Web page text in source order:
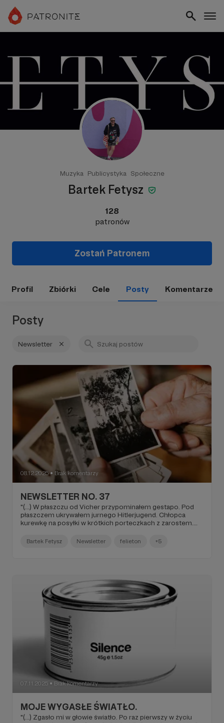
Muzyka Publicystyka Społeczne
Bartek Fetysz
128
patronów
Zostań Patronem
Profil Zbiórki Cele Posty Komentarze
Posty
Newsletter
08.12.2025 ● Brak komentarzy
NEWSLETTER NO. 37
"(...) W płaszczu od Vicher przypominałem gestapo. Pod
płaszczem ukrywałem jurnego Hitlerjugend. Chłopca
kurewkę na posyłki w krótkich porteczkach z zarostem.
Adorowano mój mózg z bezpiecznej odległości bojąc się
przekroczyć jakiekolwiek granice. Ich pech. Tej nocy była
Bartek Fetysz Newsletter felieton +5
07.11.2025 ● Brak komentarzy
MOJE WYGASŁE ŚWIATŁO.
"(...) Zgasło mi w głowie światło. Po raz pierwszy w życiu